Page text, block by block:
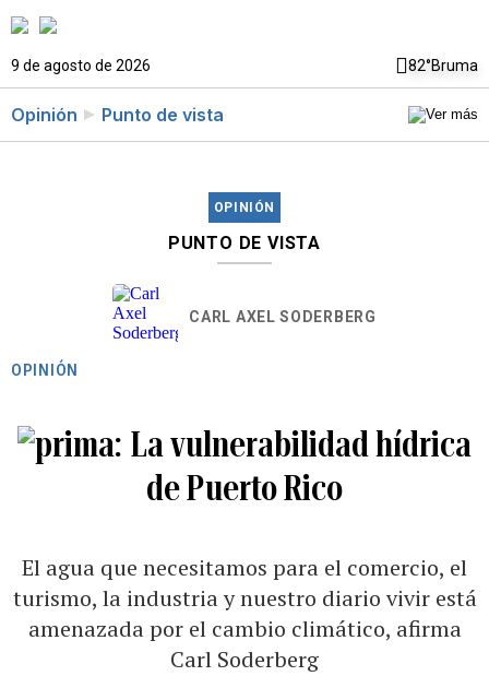
9 de agosto de 2026 82°Bruma
Opinión Punto de vista
OPINIÓN
PUNTO DE VISTA
CARL AXEL SODERBERG
OPINIÓN
La vulnerabilidad hídrica
de Puerto Rico
El agua que necesitamos para el comercio, el
turismo, la industria y nuestro diario vivir está
amenazada por el cambio climático, afirma
Carl Soderberg